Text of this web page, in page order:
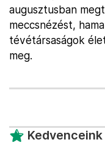
augusztusban
meccsnézést,
tévétársaságok
meg.
Kedvenceink